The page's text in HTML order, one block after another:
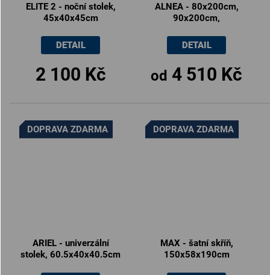
ELITE 2 - noční stolek,
45x40x45cm
2 100 Kč
DETAIL
ALNEA - 80x200cm,
90x200cm,
140x200cm
od 4 510 Kč
DETAIL
DOPRAVA ZDARMA
ARIEL - univerzální
stolek, 60.5x40x40.5cm
DOPRAVA ZDARMA
MAX - šatní skříň,
150x58x190cm